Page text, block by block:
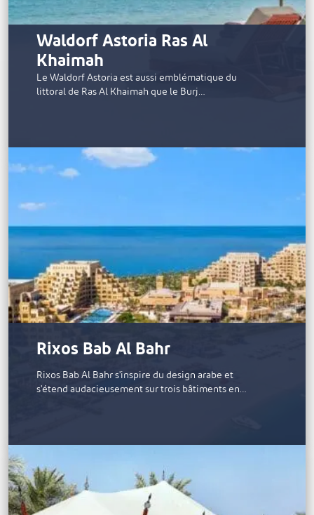
Waldorf Astoria Ras Al
Khaimah
Le Waldorf Astoria est aussi emblématique du
littoral de Ras Al Khaimah que le Burj…
Rixos Bab Al Bahr
Rixos Bab Al Bahr s'inspire du design arabe et
s'étend audacieusement sur trois bâtiments en…